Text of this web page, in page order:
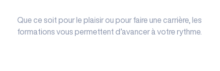
Que ce soit pour le plaisir ou pour faire une carrière, les
formations vous permettent d’avancer à votre rythme.